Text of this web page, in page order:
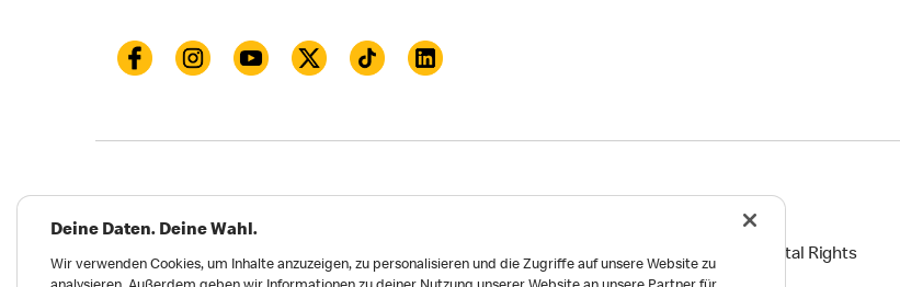
Meldungen zu Menschen- und Umweltrechten Reports on Human and Environmental Rights
Deine Daten. Deine Wahl.
Wir verwenden Cookies, um Inhalte anzuzeigen, zu personalisieren und die Zugriffe auf unsere Website zu